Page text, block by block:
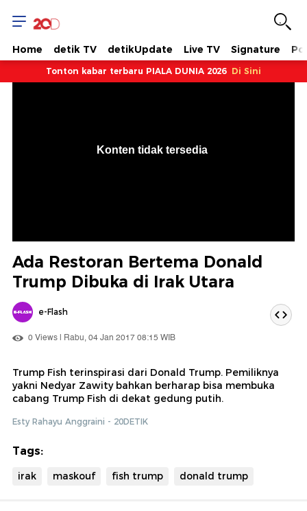
Home detik TV detikUpdate Live TV Signature
Tonton kabar terbaru PIALA DUNIA 2026 Di Sini
Konten tidak tersedia
Ada Restoran Bertema Donald
Trump Dibuka di Irak Utara
e-Flash
0 Views | Rabu, 04 Jan 2017 08:15 WIB
Trump Fish terinspirasi dari Donald Trump. Pemiliknya
yakni Nedyar Zawity bahkan berharap bisa membuka
cabang Trump Fish di dekat gedung putih.
Esty Rahayu Anggraini - 20DETIK
Tags:
irak maskouf fish trump donald trump